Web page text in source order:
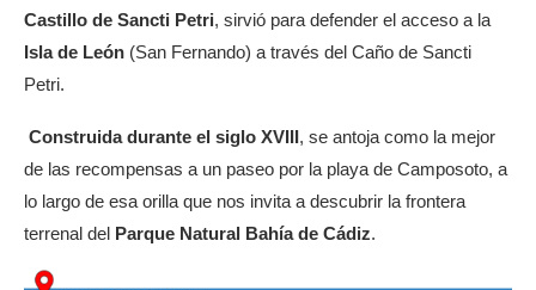
Castillo de Sancti Petri, sirvió para defender el acceso a la
Isla de León (San Fernando) a través del Caño de Sancti
Petri.
Construida durante el siglo XVIII, se antoja como la mejor
de las recompensas a un paseo por la playa de Camposoto, a
lo largo de esa orilla que nos invita a descubrir la frontera
terrenal del Parque Natural Bahía de Cádiz.